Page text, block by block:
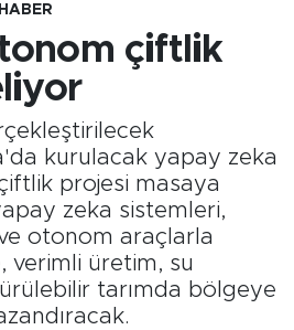
çiftlik
kurulacak yapay zeka
projesi masaya
zeka sistemleri,
otonom araçlarla
verimli üretim, su
tarımda bölgeye